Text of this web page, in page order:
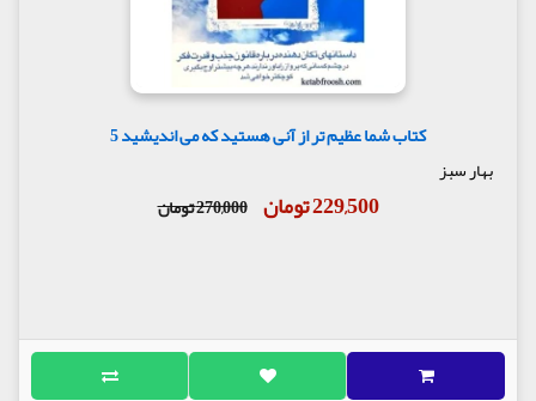
کتاب شما عظیم تر از آنی هستید که می اندیشید 5
بهار سبز
229,500 تومان 270,000 تومان